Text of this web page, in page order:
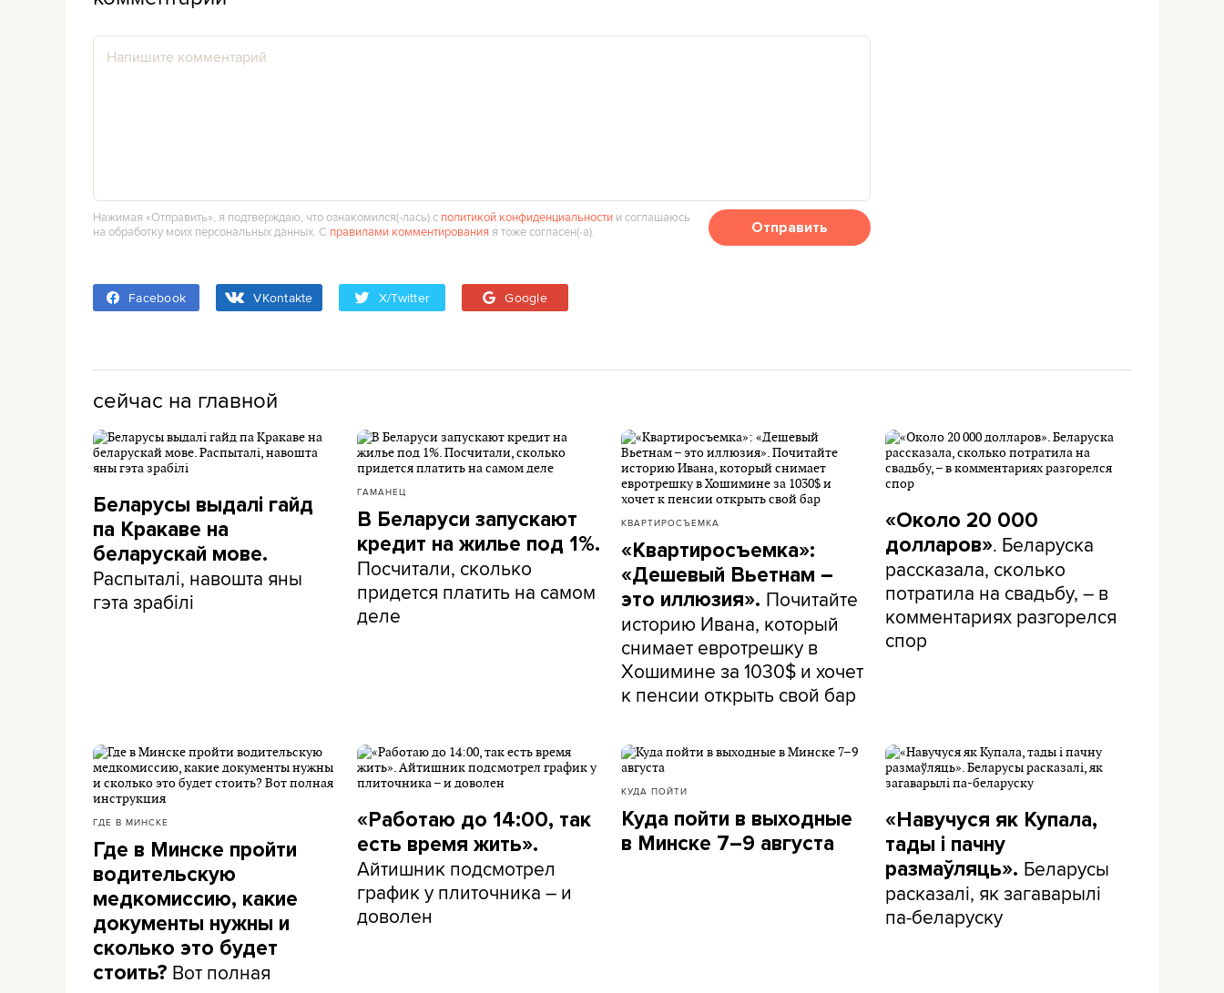
Нажимая «Отправить», я подтверждаю, что ознакомился(‑лась) с политикой конфиденциальности и соглашаюсь
на обработку моих персональных данных. С правилами комментирования я тоже согласен(‑а). Отправить
Facebook VKontakte X/Twitter Google
сейчас на главной
Беларусы выдалі гайд
па Кракаве на
беларускай мове.
Распыталі, навошта яны
гэта зрабілі
ГАМАНЕЦ
В Беларуси запускают
кредит на жилье под 1%.
Посчитали, сколько
придется платить на самом
деле
КВАРТИРОСЪЕМКА
«Квартиросъемка»:
«Дешевый Вьетнам –
это иллюзия». Почитайте
историю Ивана, который
снимает евротрешку в
Хошимине за 1030$ и хочет
к пенсии открыть свой бар
«Около 20 000
долларов». Беларуска
рассказала, сколько
потратила на свадьбу, – в
комментариях разгорелся
спор
ГДЕ В МИНСКЕ
Где в Минске пройти
водительскую
медкомиссию, какие
документы нужны и
сколько это будет
стоить? Вот полная
«Работаю до 14:00, так
есть время жить».
Айтишник подсмотрел
график у плиточника – и
доволен
КУДА ПОЙТИ
Куда пойти в выходные
в Минске 7–9 августа
«Навучуся як Купала,
тады і пачну
размаўляць». Беларусы
расказалі, як загаварылі
па-беларуску